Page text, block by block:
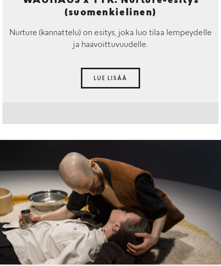
(suomenkielinen)
Nurture (kannattelu) on esitys, joka luo tilaa lempeydelle
ja haavoittuvuudelle.
LUE LISÄÄ